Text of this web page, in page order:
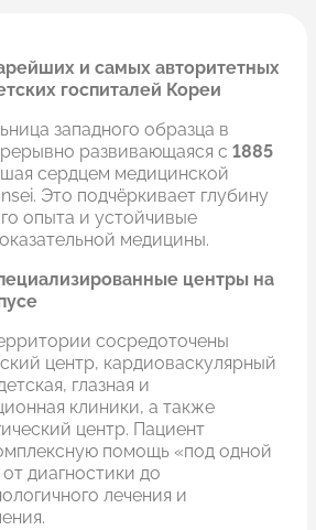
и самых авторитетных
госпиталей Кореи
западного образца в
развивающаяся с 1885
сердцем медицинской
Это подчёркивает глубину
опыта и устойчивые
медицины.
центры на
сосредоточены
центр, кардиоваскулярный
глазная и
клиники, а также
центр. Пациент
помощь «под одной
диагностики до
лечения и